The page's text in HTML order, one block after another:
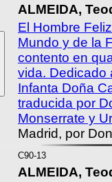
ALMEIDA,
El Hombre
Mundo y de la
contento en
vida. Dedicado
Infanta Doña
traducida por
Monserrate y
Madrid, por
C90-13
ALMEIDA,